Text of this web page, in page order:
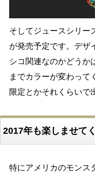
そしてジュースシリー
が発売予定です。デザ
シコ関連なのかどうか
までカラーが変わって
限定とかそれくらいで
2017年も楽しませて
特にアメリカのモンス